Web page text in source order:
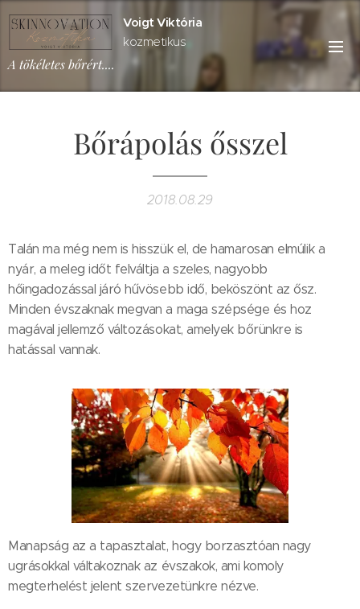
Voigt Viktória
kozmetikus
A tökéletes bőrért....
Bőrápolás ősszel
2018.08.29
Talán ma még nem is hisszük el, de hamarosan elmúlik a
nyár, a meleg időt felváltja a szeles, nagyobb
hőingadozással járó hűvösebb idő, beköszönt az ősz.
Minden évszaknak megvan a maga szépsége és hoz
magával jellemző változásokat, amelyek bőrünkre is
hatással vannak.
Manapság az a tapasztalat, hogy borzasztóan nagy
ugrásokkal váltakoznak az évszakok, ami komoly
megterhelést jelent szervezetünkre nézve.